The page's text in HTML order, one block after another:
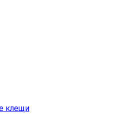
клещи